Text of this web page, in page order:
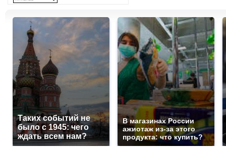
Таких событий не
было с 1945: чего
ждать всем нам?
В магазинах России
ажиотаж из-за этого
продукта: что купить?